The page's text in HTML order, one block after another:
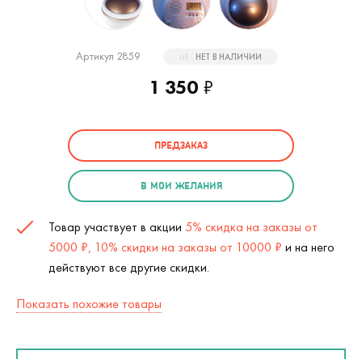
Артикул 2859 НЕТ В НАЛИЧИИ
1 350₽
ПРЕДЗАКАЗ
В МОИ ЖЕЛАНИЯ
Товар участвует в акции 5% скидка на заказы от
5000 ₽, 10% скидки на заказы от 10000 ₽ и на него
действуют все другие скидки.
Показать похожие товары